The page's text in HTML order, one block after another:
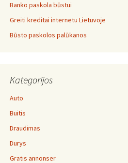
Banko paskola būstui
Greiti kreditai internetu Lietuvoje
Būsto paskolos palūkanos
Kategorijos
Auto
Buitis
Draudimas
Durys
Gratis annonser